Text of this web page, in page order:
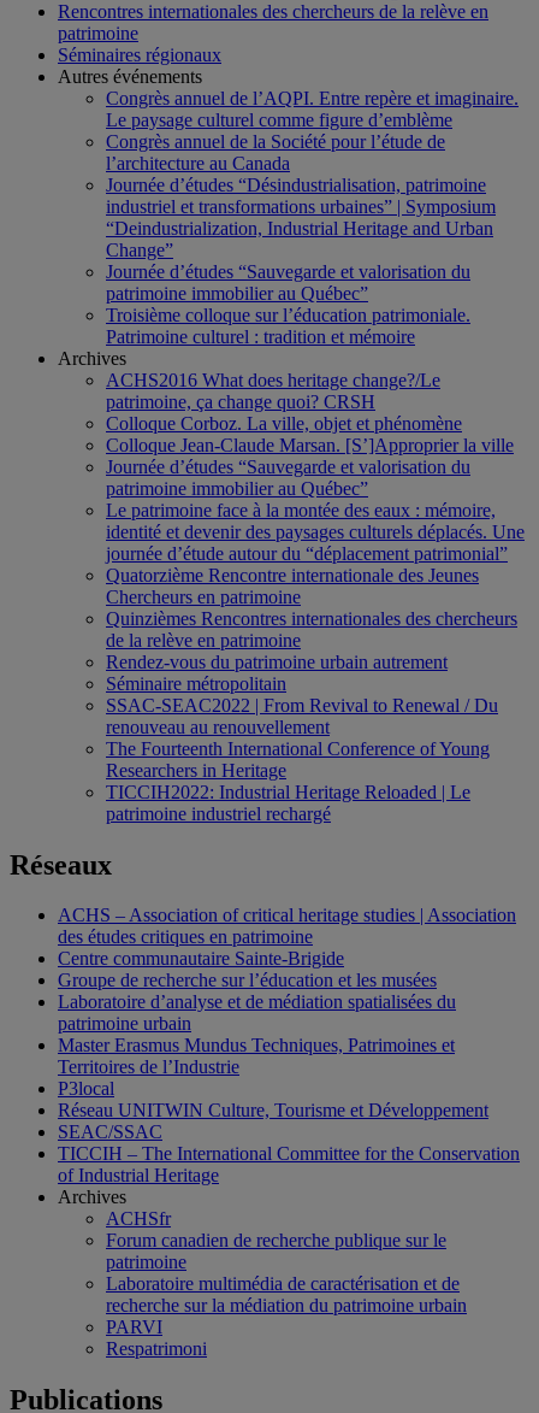
Rencontres internationales des chercheurs de la relève en
patrimoine
Séminaires régionaux
Autres événements
Congrès annuel de l’AQPI. Entre repère et imaginaire.
Le paysage culturel comme figure d’emblème
Congrès annuel de la Société pour l’étude de
l’architecture au Canada
Journée d’études “Désindustrialisation, patrimoine
industriel et transformations urbaines” | Symposium
“Deindustrialization, Industrial Heritage and Urban
Change”
Journée d’études “Sauvegarde et valorisation du
patrimoine immobilier au Québec”
Troisième colloque sur l’éducation patrimoniale.
Patrimoine culturel : tradition et mémoire
Archives
ACHS2016 What does heritage change?/Le
patrimoine, ça change quoi? CRSH
Colloque Corboz. La ville, objet et phénomène
Colloque Jean-Claude Marsan. [S’]Approprier la ville
Journée d’études “Sauvegarde et valorisation du
patrimoine immobilier au Québec”
Le patrimoine face à la montée des eaux : mémoire,
identité et devenir des paysages culturels déplacés. Une
journée d’étude autour du “déplacement patrimonial”
Quatorzième Rencontre internationale des Jeunes
Chercheurs en patrimoine
Quinzièmes Rencontres internationales des chercheurs
de la relève en patrimoine
Rendez-vous du patrimoine urbain autrement
Séminaire métropolitain
SSAC-SEAC2022 | From Revival to Renewal / Du
renouveau au renouvellement
The Fourteenth International Conference of Young
Researchers in Heritage
TICCIH2022: Industrial Heritage Reloaded | Le
patrimoine industriel rechargé
Réseaux
ACHS – Association of critical heritage studies | Association
des études critiques en patrimoine
Centre communautaire Sainte-Brigide
Groupe de recherche sur l’éducation et les musées
Laboratoire d’analyse et de médiation spatialisées du
patrimoine urbain
Master Erasmus Mundus Techniques, Patrimoines et
Territoires de l’Industrie
P3local
Réseau UNITWIN Culture, Tourisme et Développement
SEAC/SSAC
TICCIH – The International Committee for the Conservation
of Industrial Heritage
Archives
ACHSfr
Forum canadien de recherche publique sur le
patrimoine
Laboratoire multimédia de caractérisation et de
recherche sur la médiation du patrimoine urbain
PARVI
Respatrimoni
Publications